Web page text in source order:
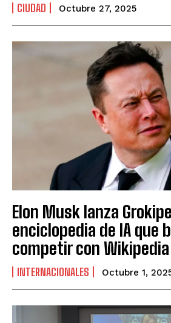
CIUDAD Octubre 27, 2025
Elon Musk lanza
enciclopedia de IA que
competir con Wikipedia
INTERNACIONALES Octubre 1,